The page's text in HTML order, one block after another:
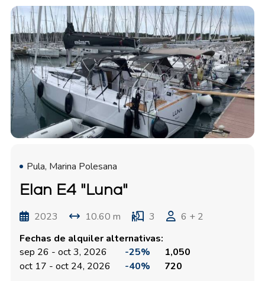
Pula, Marina Polesana
Elan E4 "Luna"
2023 10.60 m 3
6 + 2
Fechas de alquiler alternativas:
sep 26 - oct 3, 2026
-25%
1,050
oct 17 - oct 24, 2026
-40% 720